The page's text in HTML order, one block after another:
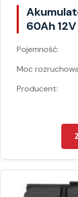
60Ah
Pojemność:
Moc
Producent: